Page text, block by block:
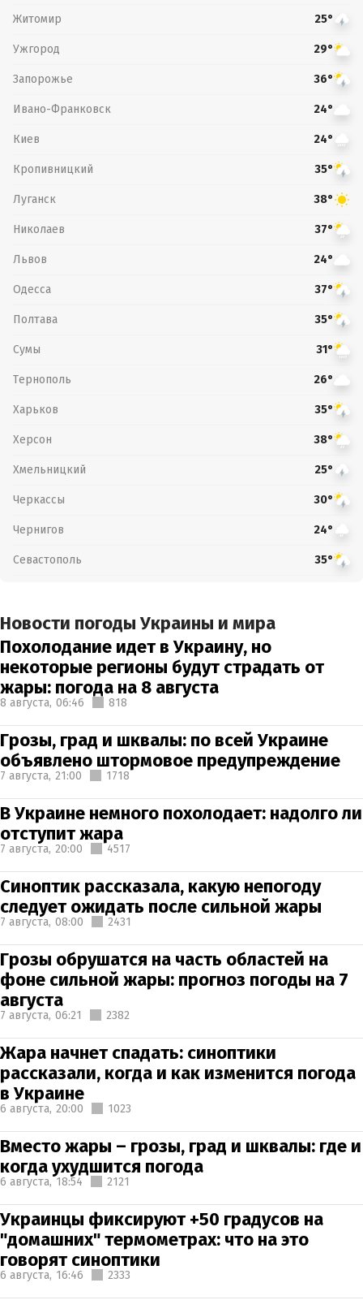
Житомир 25°
Ужгород 29°
Запорожье 36°
Ивано-Франковск 24°
Киев 24°
Кропивницкий 35°
Луганск 38°
Николаев 37°
Львов 24°
Одесса 37°
Полтава 35°
Сумы 31°
Тернополь 26°
Харьков 35°
Херсон 38°
Хмельницкий 25°
Черкассы 30°
Чернигов 24°
Севастополь 35°
Новости погоды Украины и мира
Похолодание идет в Украину, но
некоторые регионы будут страдать от
жары: погода на 8 августа
8 августа, 06:46 818
Грозы, град и шквалы: по всей Украине
объявлено штормовое предупреждение
7 августа, 21:00 1718
В Украине немного похолодает: надолго ли
отступит жара
7 августа, 20:00 4517
Синоптик рассказала, какую непогоду
следует ожидать после сильной жары
7 августа, 08:00 2431
Грозы обрушатся на часть областей на
фоне сильной жары: прогноз погоды на 7
августа
7 августа, 06:21 2382
Жара начнет спадать: синоптики
рассказали, когда и как изменится погода
в Украине
6 августа, 20:00 1023
Вместо жары – грозы, град и шквалы: где и
когда ухудшится погода
6 августа, 18:54 2121
Украинцы фиксируют +50 градусов на
"домашних" термометрах: что на это
говорят синоптики
6 августа, 16:46 2333